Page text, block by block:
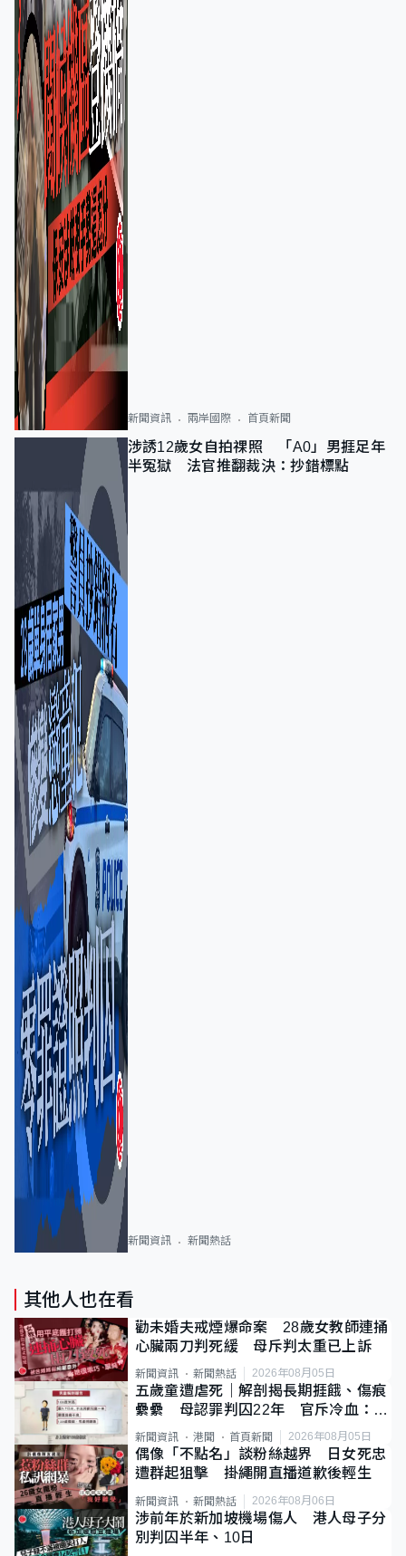
新聞資訊 兩岸國際 首頁新聞
涉誘12歲女自拍祼照 「A0」男捱足年
半冤獄 法官推翻裁決：抄錯標點
新聞資訊 新聞熱話
其他人也在看
勸未婚夫戒煙爆命案 28歲女教師連捅
心臟兩刀判死緩 母斥判太重已上訴
新聞資訊 新聞熱話 2026年08月05日
五歲童遭虐死｜解剖揭長期捱餓、傷痕
纍纍 母認罪判囚22年 官斥冷血：同
類案最惡劣
新聞資訊 港聞 首頁新聞 2026年08月05日
偶像「不點名」談粉絲越界 日女死忠
遭群起狙擊 掛繩開直播道歉後輕生
新聞資訊 新聞熱話 2026年08月06日
涉前年於新加坡機場傷人 港人母子分
別判囚半年、10日